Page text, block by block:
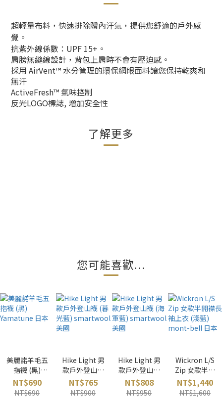
超輕量布料，快速排除體內汗氣，提供您舒適的戶外感
覺。
抗紫外線係數：UPF 15+。
肩膀無縫線設計，背包上肩時不會有壓迫感。
採用 AirVent™ 水分管理的環保網眼面料讓您保持乾爽和
無汗
ActiveFresh™ 氣味控制
反光LOGO標誌, 增加安全性
了解更多
您可能喜歡...
美麗諾羊毛五
指襪 (黑)
Yamatune 日
本
NT$690
NT$690
Hike Light 男
款戶外登山襪
(暮光藍)
smartwool
美國
NT$765
NT$900
Hike Light 男
款戶外登山襪
(海軍藍)
smartwool
美國
NT$808
NT$950
Wickron L/S
Zip 女款半開
襟長袖上衣
(淺藍) mont-
bell 日本
NT$1,440
NT$1,600